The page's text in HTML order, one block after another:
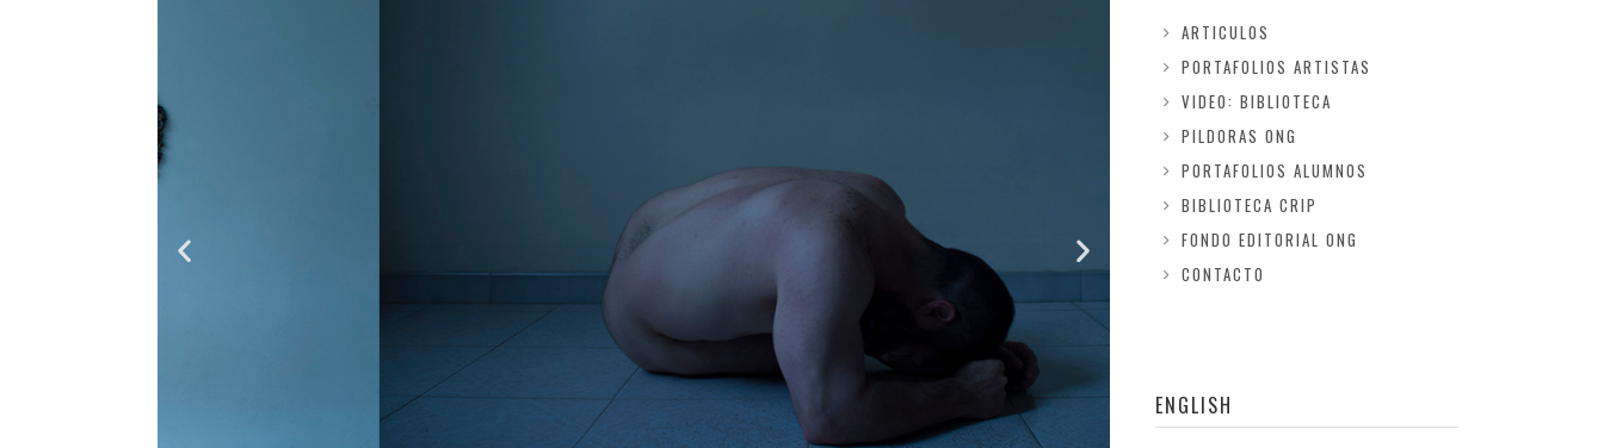
ARTICULOS
PORTAFOLIOS ARTISTAS
VIDEO: BIBLIOTECA
PILDORAS ONG
PORTAFOLIOS ALUMNOS
BIBLIOTECA CRIP
FONDO EDITORIAL ONG
CONTACTO
ENGLISH